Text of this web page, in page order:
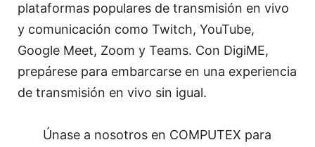
plataformas populares de transmisión en vivo
y comunicación como Twitch, YouTube,
Google Meet, Zoom y Teams. Con DigiME,
prepárese para embarcarse en una experiencia
de transmisión en vivo sin igual.
Únase a nosotros en COMPUTEX para